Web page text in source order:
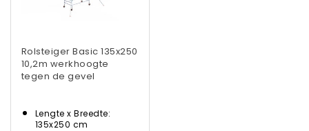
Rolsteiger Basic 135x250
10,2m werkhoogte
tegen de gevel
Lengte x Breedte:
135x250 cm